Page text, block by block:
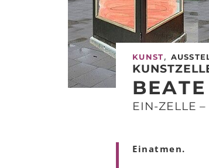
KUNST,
EIN-ZELLE
Einatmen.